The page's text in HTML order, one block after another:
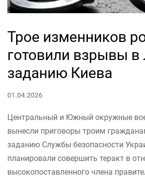
Трое изменников
готовили взрывы
заданию Киева
01.04.2026
Центральный и Южный окружные
вынесли приговоры троим
заданию Службы безопасности
планировали совершить теракт в
высокопоставленного члена